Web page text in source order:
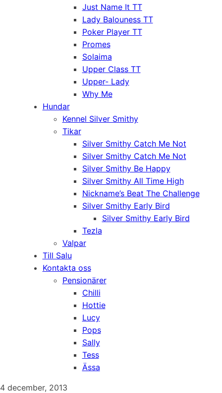
Just Name It TT
Lady Balouness TT
Poker Player TT
Promes
Solaima
Upper Class TT
Upper- Lady
Why Me
Hundar
Kennel Silver Smithy
Tikar
Silver Smithy Catch Me Not
Silver Smithy Catch Me Not
Silver Smithy Be Happy
Silver Smithy All Time High
Nickname’s Beat The Challenge
Silver Smithy Early Bird
Silver Smithy Early Bird
Tezla
Valpar
Till Salu
Kontakta oss
Pensionärer
Chilli
Hottie
Lucy
Pops
Sally
Tess
Ässa
4 december, 2013